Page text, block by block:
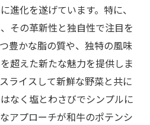
進化を遂げています。特に、
その革新性と独自性で注目を
豊かな脂の質や、独特の風味
超えた新たな魅力を提供しま
ライスして新鮮な野菜と共に
なく塩とわさびでシンプルに
アプローチが和牛のポテンシ